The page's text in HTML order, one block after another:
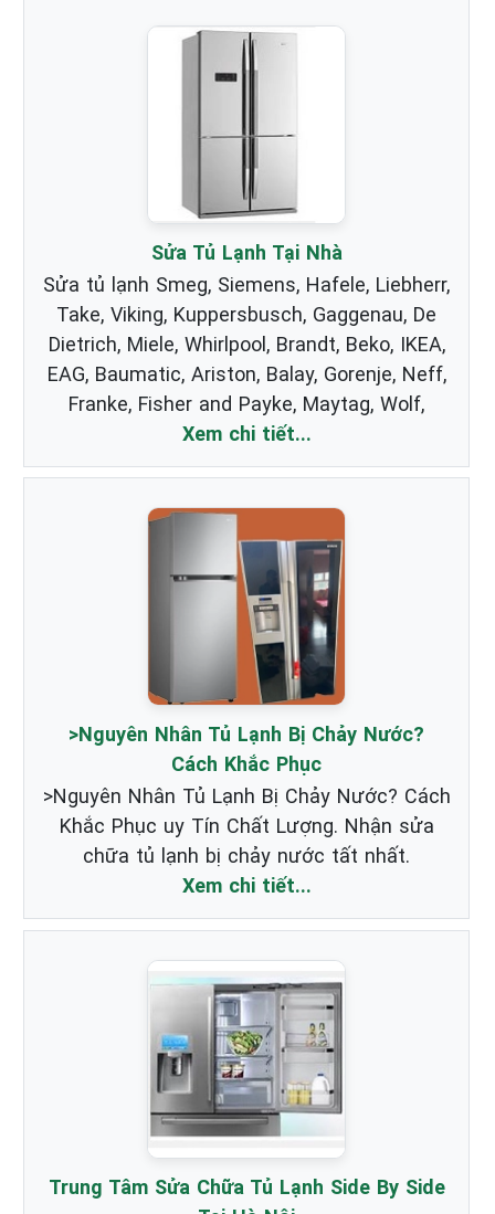
Sửa Tủ Lạnh Tại Nhà
Sửa tủ lạnh Smeg, Siemens, Hafele, Liebherr,
Take, Viking, Kuppersbusch, Gaggenau, De
Dietrich, Miele, Whirlpool, Brandt, Beko, IKEA,
EAG, Baumatic, Ariston, Balay, Gorenje, Neff,
Franke, Fisher and Payke, Maytag, Wolf,
Xem chi tiết...
>Nguyên Nhân Tủ Lạnh Bị Chảy Nước?
Cách Khắc Phục
>Nguyên Nhân Tủ Lạnh Bị Chảy Nước? Cách
Khắc Phục uy Tín Chất Lượng. Nhận sửa
chữa tủ lạnh bị chảy nước tất nhất.
Xem chi tiết...
Trung Tâm Sửa Chữa Tủ Lạnh Side By Side